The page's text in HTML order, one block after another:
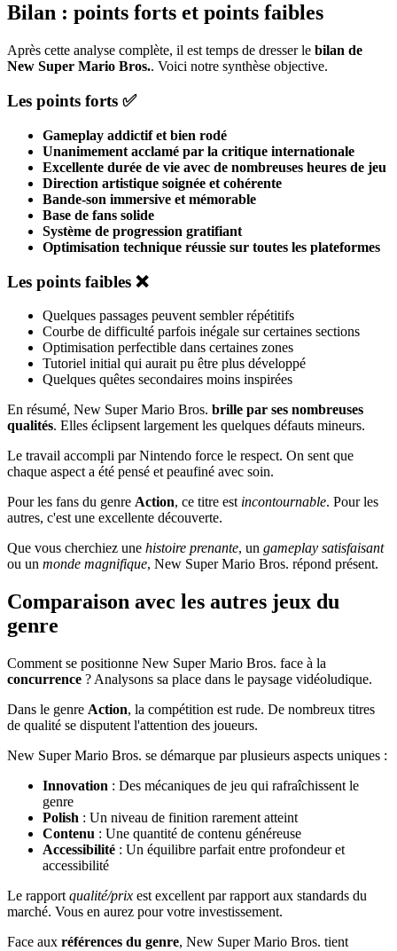
Bilan : points forts et points faibles
Après cette analyse complète, il est temps de dresser le bilan de
New Super Mario Bros.. Voici notre synthèse objective.
Les points forts ✅
Gameplay addictif et bien rodé
Unanimement acclamé par la critique internationale
Excellente durée de vie avec de nombreuses heures de jeu
Direction artistique soignée et cohérente
Bande-son immersive et mémorable
Base de fans solide
Système de progression gratifiant
Optimisation technique réussie sur toutes les plateformes
Les points faibles ❌
Quelques passages peuvent sembler répétitifs
Courbe de difficulté parfois inégale sur certaines sections
Optimisation perfectible dans certaines zones
Tutoriel initial qui aurait pu être plus développé
Quelques quêtes secondaires moins inspirées
En résumé, New Super Mario Bros. brille par ses nombreuses
qualités. Elles éclipsent largement les quelques défauts mineurs.
Le travail accompli par Nintendo force le respect. On sent que
chaque aspect a été pensé et peaufiné avec soin.
Pour les fans du genre Action, ce titre est incontournable. Pour les
autres, c'est une excellente découverte.
Que vous cherchiez une histoire prenante, un gameplay satisfaisant
ou un monde magnifique, New Super Mario Bros. répond présent.
Comparaison avec les autres jeux du
genre
Comment se positionne New Super Mario Bros. face à la
concurrence ? Analysons sa place dans le paysage vidéoludique.
Dans le genre Action, la compétition est rude. De nombreux titres
de qualité se disputent l'attention des joueurs.
New Super Mario Bros. se démarque par plusieurs aspects uniques :
Innovation : Des mécaniques de jeu qui rafraîchissent le
genre
Polish : Un niveau de finition rarement atteint
Contenu : Une quantité de contenu généreuse
Accessibilité : Un équilibre parfait entre profondeur et
accessibilité
Le rapport qualité/prix est excellent par rapport aux standards du
marché. Vous en aurez pour votre investissement.
Face aux références du genre, New Super Mario Bros. tient